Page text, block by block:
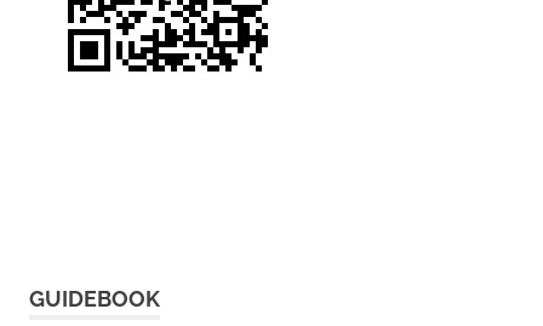
GUIDEBOOK